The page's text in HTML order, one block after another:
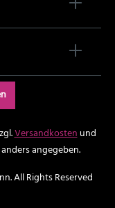
Versandkostenund
angegeben.
All Rights Reserved